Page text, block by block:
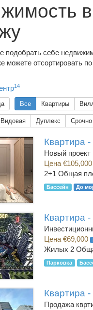
подобрать себе
можете отсортировать
14
Все Квартиры
Видовая Дуплекс Срочно
Квартира
Новый проект
Цена €105,000
2+1 Общая
Бассейн До
Квартира
Цена €69,000
Жилых 2
Парковка
Квартира
Продажа